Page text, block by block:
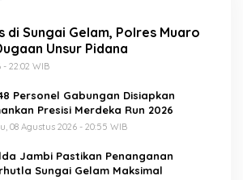
di Sungai Gelam, Polres Muaro
Unsur Pidana
22:02 WIB
Personel Gabungan Disiapkan
Presisi Merdeka Run 2026
08 Agustus 2026 - 20:55 WIB
Jambi Pastikan Penanganan
Sungai Gelam Maksimal